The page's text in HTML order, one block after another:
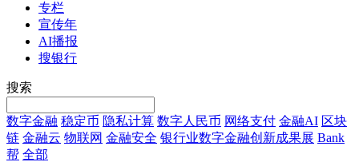
专栏
宣传年
AI播报
搜银行
搜索
数字金融 稳定币 隐私计算 数字人民币 网络支付 金融AI 区块
链 金融云 物联网 金融安全 银行业数字金融创新成果展 Bank
帮 全部